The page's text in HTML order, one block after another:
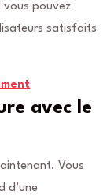
vous pouvez
satisfaits
avec le
Vous
d’une